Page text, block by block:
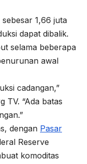
1,66 juta
dapat dibalik.
selama beberapa
awal
cadangan,”
TV. “Ada batas
dengan Pasar
Reserve
komoditas